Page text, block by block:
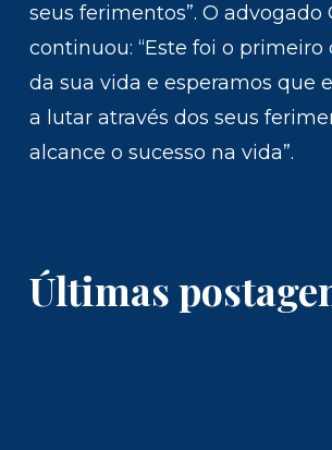
seus ferimentos”. O advogado
continuou: “Este foi o primeiro
da sua vida e esperamos que
a lutar através dos seus
alcance o sucesso na vida”.
Últimas